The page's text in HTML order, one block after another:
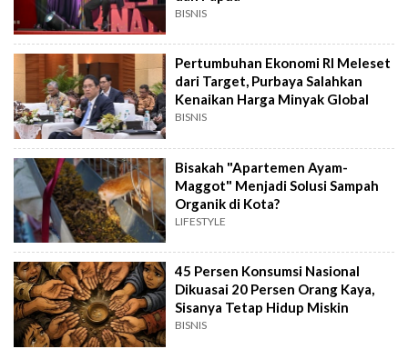
BISNIS
Pertumbuhan Ekonomi RI Meleset
dari Target, Purbaya Salahkan
Kenaikan Harga Minyak Global
BISNIS
Bisakah "Apartemen Ayam-
Maggot" Menjadi Solusi Sampah
Organik di Kota?
LIFESTYLE
45 Persen Konsumsi Nasional
Dikuasai 20 Persen Orang Kaya,
Sisanya Tetap Hidup Miskin
BISNIS